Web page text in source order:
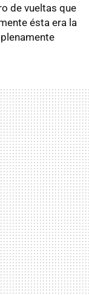
de vueltas que
ésta era la